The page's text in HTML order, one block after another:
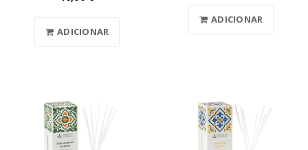
ADICIONAR
ADICIONAR